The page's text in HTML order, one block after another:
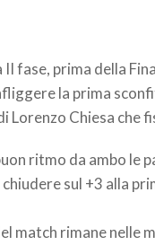
fase, prima della
la prima
Lorenzo Chiesa che
ritmo da ambo le
sul +3 alla
match rimane nelle